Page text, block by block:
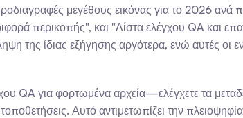
μεγέθους εικόνας για το
περικοπής", και "Λίστα ελέγχου QA
της ίδιας εξήγησης αργότερα, ενώ αυτές οι
QA για φορτωμένα αρχεία—ελέγχετε τα
Αυτό αντιμετωπίζει την